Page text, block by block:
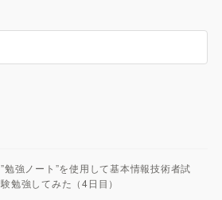
”勉強ノート”を使用して基本情報技術者試
験勉強してみた（4日目）